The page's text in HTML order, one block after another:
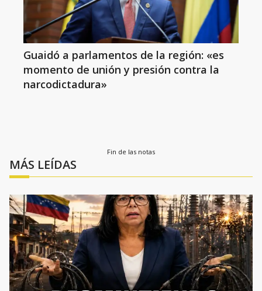
Guaidó a parlamentos de la región: «es
momento de unión y presión contra la
narcodictadura»
Fin de las notas
MÁS LEÍDAS